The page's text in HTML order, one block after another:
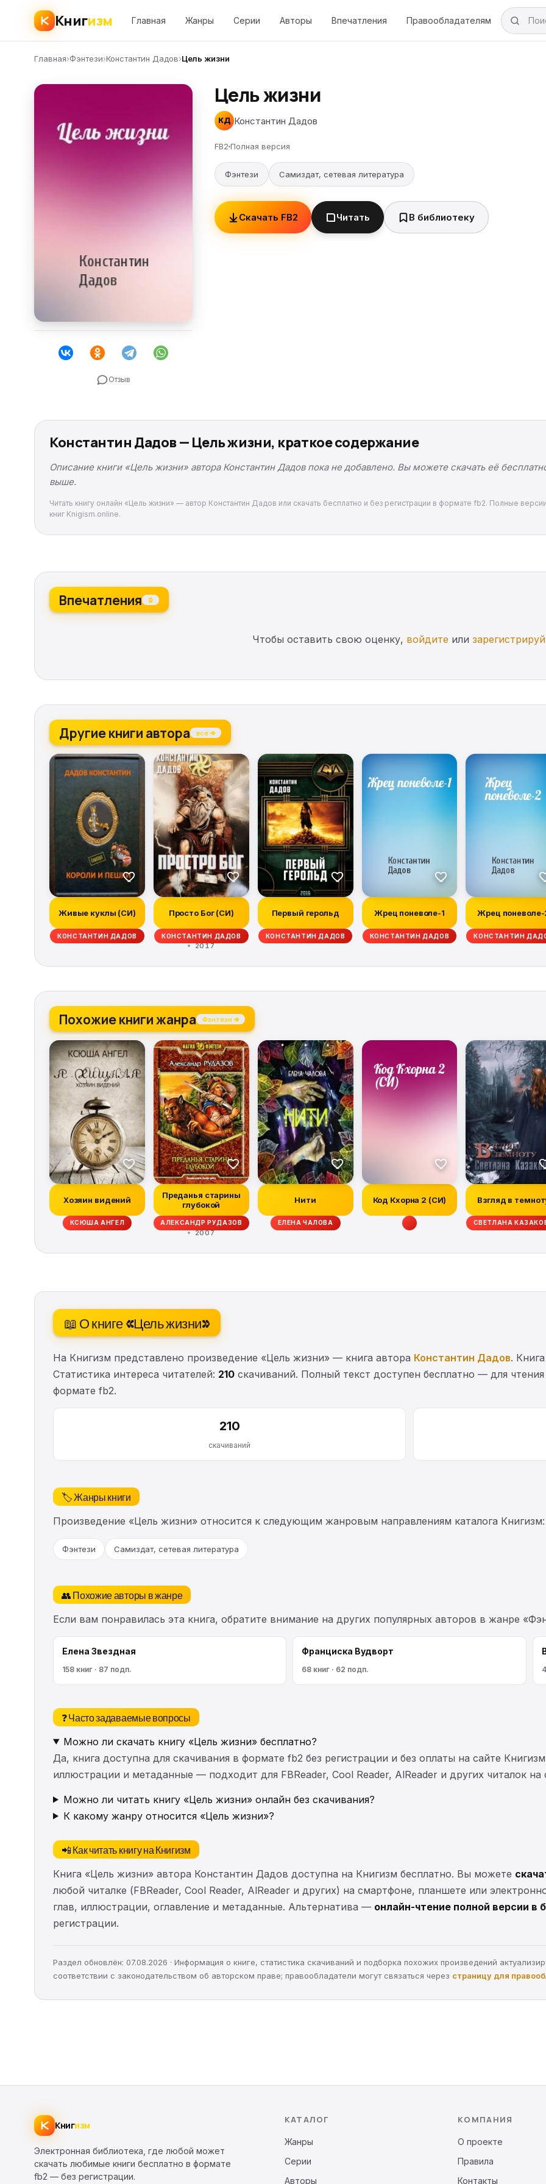
Книгизм Главная Жанры Серии Авторы Впечатления Правообладателям
Главная›Фэнтези›Константин Дадов›Цель жизни
Отзыв
Цель жизни
КД Константин Дадов
FB2 Полная версия
Фэнтези Самиздат, сетевая литература
Скачать FB2 Читать В библиотеку
Константин Дадов — Цель жизни, краткое содержание
Описание книги «Цель жизни» автора Константин Дадов пока не добавлено. Вы можете скачать её
выше.
Читать книгу онлайн «Цель жизни» — автор Константин Дадов или скачать бесплатно и без регистрации в формате fb2. Полные
книг Knigism.online.
Впечатления 0
Чтобы оставить свою оценку, войдите или
Другие книги автора все →
Живые куклы (СИ)
КОНСТАНТИН ДАДОВ
Просто Бог (СИ)
КОНСТАНТИН ДАДОВ
2017
Первый герольд
КОНСТАНТИН ДАДОВ
Жрец поневоле-1
КОНСТАНТИН ДАДОВ
Жрец
КОНСТАНТИН
Похожие книги жанра Фэнтези →
Хозяин видений
КСЮША АНГЕЛ
Преданья старины
глубокой
АЛЕКСАНДР РУДАЗОВ
2007
Нити
ЕЛЕНА ЧАЛОВА
Код Кхорна 2 (СИ) Взгляд в
СВЕТЛАНА
📖 О книге «Цель жизни»
На Книгизм представлено произведение «Цель жизни» — книга автора Константин Дадов.
Статистика интереса читателей: 210 скачиваний. Полный текст доступен бесплатно — для
формате fb2.
210
скачиваний
🏷️ Жанры книги
Произведение «Цель жизни» относится к следующим жанровым направлениям каталога Книгизм:
Фэнтези Самиздат, сетевая литература
👥 Похожие авторы в жанре
Если вам понравилась эта книга, обратите внимание на других популярных авторов в жанре
Елена Звездная
158 книг · 87 подп.
Франциска Вудворт
68 книг · 62 подп.
❓ Часто задаваемые вопросы
Можно ли скачать книгу «Цель жизни» бесплатно?
Да, книга доступна для скачивания в формате fb2 без регистрации и без оплаты на сайте
иллюстрации и метаданные — подходит для FBReader, Cool Reader, AlReader и других читалок
Можно ли читать книгу «Цель жизни» онлайн без скачивания?
К какому жанру относится «Цель жизни»?
📲 Как читать книгу на Книгизм
Книга «Цель жизни» автора Константин Дадов доступна на Книгизм бесплатно. Вы можете
любой читалке (FBReader, Cool Reader, AlReader и других) на смартфоне, планшете или
глав, иллюстрации, оглавление и метаданные. Альтернатива — онлайн-чтение полной версии в
регистрации.
Раздел обновлён: 07.08.2026 · Информация о книге, статистика скачиваний и подборка похожих произведений
соответствии с законодательством об авторском праве; правообладатели могут связаться через страницу для
Книгизм
Электронная библиотека, где любой может
скачать любимые книги бесплатно в формате
fb2 — без регистрации.
КАТАЛОГ
Жанры
Серии
Авторы
КОМПАНИЯ
О проекте
Правила
Контакты